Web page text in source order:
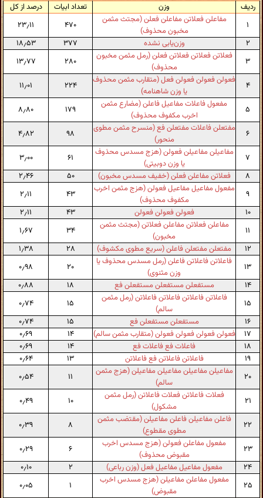
ردیف وزن تعداد ابیات
درصد از کل
۱
مفاعلن فعلاتن مفاعلن فعلن (مجتث مثمن
مخبون محذوف)
۴۷۰
۲۳٫۱۱
۲
وزن‌یابی نشده ۳۷۷
۱۸٫۵۳
۳
فعلاتن فعلاتن فعلاتن فعلن (رمل مثمن مخبون
محذوف)
۲۸۰ ۱۳٫۷۷
۴
فعولن فعولن فعولن فعل (متقارب مثمن محذوف
یا وزن شاهنامه)
۲۲۴ ۱۱٫۰۱
۵
مفعول فاعلات مفاعیل فاعلن (مضارع مثمن
اخرب مکفوف محذوف)
۱۷۹ ۸٫۸۰
۶
مفتعلن فاعلات مفتعلن فع (منسرح مثمن مطوی
منحور)
۹۸ ۴٫۸۲
۷
مفاعیلن مفاعیلن فعولن (هزج مسدس محذوف
یا وزن دوبیتی)
۶۱
۳٫۰۰
۸
فعلاتن مفاعلن فعلن (خفیف مسدس مخبون) ۵۰
۲٫۴۶
۹
مفعول مفاعیل مفاعیل فعولن (هزج مثمن اخرب
مکفوف محذوف)
۴۳
۲٫۱۱
۱۰
فعولن فعولن فعولن ۴۳
۲٫۱۱
۱۱
مفاعلن فعلاتن مفاعلن فعلاتن (مجتث مثمن
مخبون)
۳۴
۱٫۶۷
۱۲
مفتعلن مفتعلن فاعلن (سریع مطوی مکشوف) ۲۸
۱٫۳۸
۱۳
فاعلاتن فاعلاتن فاعلن (رمل مسدس محذوف یا
وزن مثنوی)
۲۰
۰٫۹۸
۱۴
مستفعلن مستفعلن مستفعلن فع ۱۸
۰٫۸۸
۱۵
فاعلاتن فاعلاتن فاعلاتن فاعلاتن (رمل مثمن
سالم)
۱۵
۰٫۷۴
۱۶
مستفعلن مستفعلن فع ۱۵
۰٫۷۴
۱۷
فعولن فعولن فعولن فعولن (متقارب مثمن سالم) ۱۴
۰٫۶۹
۱۸
فاعلات فع فاعلات فع ۱۴
۰٫۶۹
۱۹
فاعلاتن فاعلاتن فع فاعلاتن ۱۳
۰٫۶۴
۲۰
مفاعیلن مفاعیلن مفاعیلن مفاعیلن (هزج مثمن
سالم)
۱۱ ۰٫۵۴
۲۱
فعلات فاعلاتن فعلات فاعلاتن (رمل مثمن
مشکول)
۱۰ ۰٫۴۹
۲۲
فاعلن مفاعیلن فاعلن مفاعیلن (مقتضب مثمن
مطوی مقطوع)
۸ ۰٫۳۹
۲۳
مفعول مفاعلن فعولن (هزج مسدس اخرب
مقبوض محذوف)
۶
۰٫۲۹
۲۴
مفعول مفاعیل مفاعیل فعل (وزن رباعی) ۲
۰٫۱۰
۲۵
مفعول مفاعلن مفاعیلن (هزج مسدس اخرب
مقبوض)
۱ ۰٫۰۵